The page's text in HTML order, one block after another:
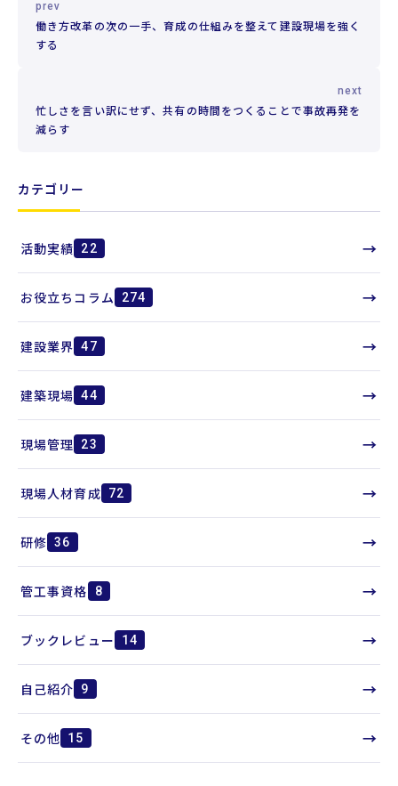
prev
働き方改革の次の一手、育成の仕組みを整えて建設現場を強く
する
next
忙しさを言い訳にせず、共有の時間をつくることで事故再発を
減らす
カテゴリー
活動実績 22 →
お役立ちコラム 274 →
建設業界 47 →
建築現場 44 →
現場管理 23 →
現場人材育成 72 →
研修 36 →
管工事資格 8 →
ブックレビュー 14 →
自己紹介 9 →
その他 15 →